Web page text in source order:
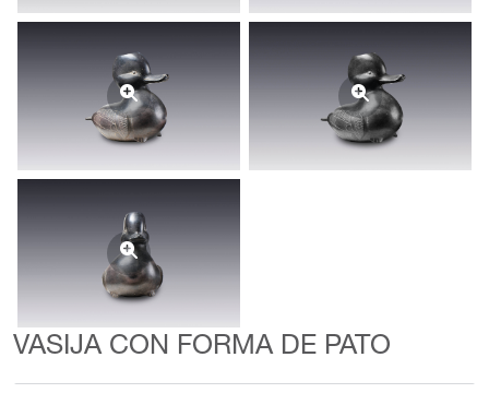
VASIJA CON FORMA DE PATO